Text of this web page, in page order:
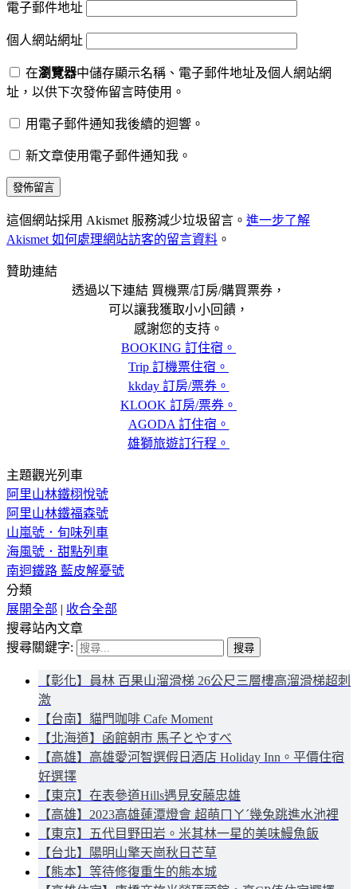
電子郵件地址
個人網站網址
在瀏覽器中儲存顯示名稱、電子郵件地址及個人網站網
址，以供下次發佈留言時使用。
用電子郵件通知我後續的迴響。
新文章使用電子郵件通知我。
這個網站採用 Akismet 服務減少垃圾留言。 進一步了解
Akismet 如何處理網站訪客的留言資料 。
贊助連結
透過以下連結 買機票/訂房/購買票券，
可以讓我獲取小小回饋，
感謝您的支持。
BOOKING 訂住宿。
Trip 訂機票住宿。
kkday 訂房/票券。
KLOOK 訂房/票券。
AGODA 訂住宿。
雄獅旅遊訂行程。
主題觀光列車
阿里山林鐵栩悅號
阿里山林鐵福森號
山嵐號．旬味列車
海風號．甜點列車
南迴鐵路 藍皮解憂號
分類
展開全部 | 收合全部
搜尋站內文章
搜尋關鍵字:
【彰化】員林 百果山溜滑梯 26公尺三層樓高溜滑梯超刺
激
【台南】貓門咖啡 Cafe Moment
【北海道】函館朝市 馬子とやすべ
【高雄】高雄愛河智選假日酒店 Holiday Inn。平價住宿
好選擇
【東京】在表參道Hills遇見安藤忠雄
【高雄】2023高雄蓮潭燈會 超萌ㄇㄚˊ幾兔跳進水池裡
【東京】五代目野田岩。米其林一星的美味鰻魚飯
【台北】陽明山擎天崗秋日芒草
【熊本】等待修復重生的熊本城